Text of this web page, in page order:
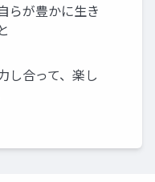
らが豊かに生き
し合って、楽し